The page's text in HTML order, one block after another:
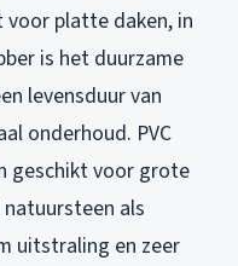
platte daken, in
is het duurzame
levensduur van
onderhoud. PVC
geschikt voor grote
als
uitstraling en zeer